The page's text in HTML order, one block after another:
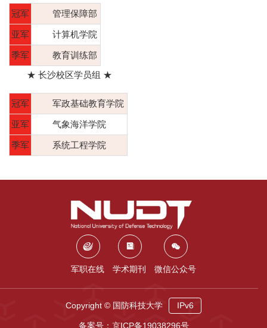
冠军 管理保障部
亚军 计算机学院
季军
教育训练部
★ 长沙校区学员组 ★
冠军 军政基础教育学院
亚军 气象海洋学院
季军 系统工程学院
军职在线 学术期刊 微信公众号
Copyright © 国防科技大学 IPv6
备案号：京ICP备19038296号